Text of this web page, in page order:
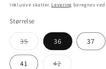
Inklusive skatter. Levering beregnes
Størrelse
35Varianten
er
udsolgt
eller
36 37
41 42Varianten